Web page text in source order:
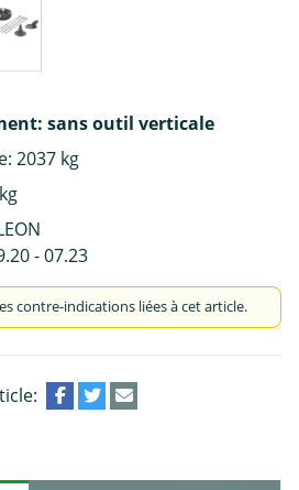
sans outil verticale
2037 kg
- 07.23
contre-indications liées à cet article.